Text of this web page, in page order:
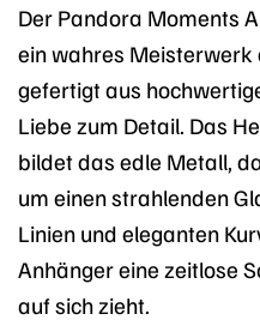
Der Pandora Moments
ein wahres
gefertigt aus
Liebe zum Detail. Das
bildet das edle Metall,
um einen strahlenden
Linien und eleganten
Anhänger eine zeitlose
auf sich zieht.